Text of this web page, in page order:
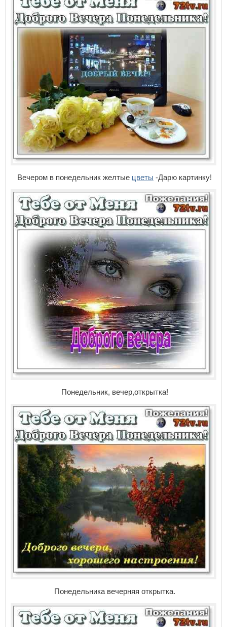
Вечером в понедельник желтые цветы -Дарю картинку!
Понедельник, вечер,открытка!
Понедельника вечерняя открытка.